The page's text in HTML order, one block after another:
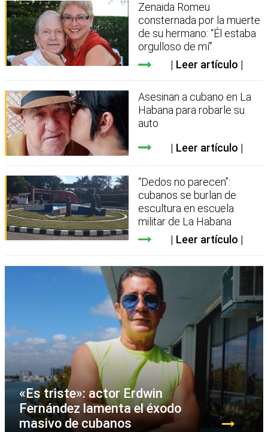
Zenaida Romeu
consternada por la muerte
de su hermano: “Él estaba
orgulloso de mí”
Leer artículo
Asesinan a cubano en La
Habana para robarle su
auto
Leer artículo
“Dedos no parecen”:
cubanos se burlan de
escultura en escuela
militar de La Habana
Leer artículo
«Es triste»: actor Erdwin
Fernández lamenta el éxodo
masivo de cubanos